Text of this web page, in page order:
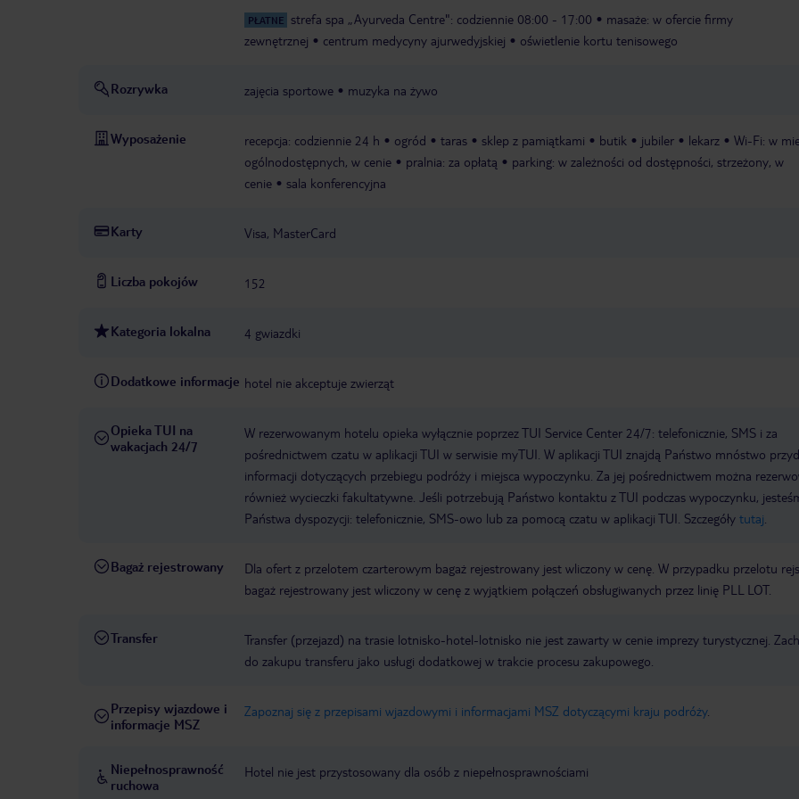
PŁATNE strefa spa „Ayurveda Centre": codziennie 08:00 - 17:00
masaże: w ofercie firmy
zewnętrznej
centrum medycyny ajurwedyjskiej oświetlenie kortu tenisowego
Rozrywka zajęcia sportowe muzyka na żywo
Wyposażenie recepcja: codziennie 24 h ogród taras sklep z pamiątkami butik jubiler lekarz
Wi-Fi: w
ogólnodostępnych, w cenie
pralnia: za opłatą
parking: w zależności od dostępności, strzeżony, w
cenie
sala konferencyjna
Karty Visa, MasterCard
Liczba pokojów 152
Kategoria lokalna 4 gwiazdki
Dodatkowe informacje hotel nie akceptuje zwierząt
Opieka TUI na
wakacjach 24/7
W rezerwowanym hotelu opieka wyłącznie poprzez TUI Service Center 24/7: telefonicznie, SMS i za
pośrednictwem czatu w aplikacji TUI w serwisie myTUI. W aplikacji TUI znajdą Państwo mnóstwo
informacji dotyczących przebiegu podróży i miejsca wypoczynku. Za jej pośrednictwem można
również wycieczki fakultatywne. Jeśli potrzebują Państwo kontaktu z TUI podczas wypoczynku,
Państwa dyspozycji: telefonicznie, SMS-owo lub za pomocą czatu w aplikacji TUI. Szczegóły tutaj
Bagaż rejestrowany
Dla ofert z przelotem czarterowym bagaż rejestrowany jest wliczony w cenę. W przypadku przelotu
bagaż rejestrowany jest wliczony w cenę z wyjątkiem połączeń obsługiwanych przez linię PLL LOT.
Transfer
Transfer (przejazd) na trasie lotnisko-hotel-lotnisko nie jest zawarty w cenie imprezy turystycznej.
do zakupu transferu jako usługi dodatkowej w trakcie procesu zakupowego.
Przepisy wjazdowe i
informacje MSZ
Zapoznaj się z przepisami wjazdowymi i informacjami MSZ dotyczącymi kraju podróży.
Niepełnosprawność
ruchowa
Hotel nie jest przystosowany dla osób z niepełnosprawnościami